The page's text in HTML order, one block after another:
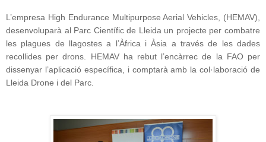
L’empresa High Endurance Multipurpose Aerial Vehicles, (HEMAV),
desenvoluparà al Parc Científic de Lleida un projecte per combatre
les plagues de llagostes a l’Àfrica i Àsia a través de les dades
recollides per drons. HEMAV ha rebut l’encàrrec de la FAO per
dissenyar l’aplicació específica, i comptarà amb la col·laboració de
Lleida Drone i del Parc.